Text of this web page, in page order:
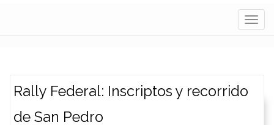
Rally Federal: Inscriptos y recorrido
de San Pedro